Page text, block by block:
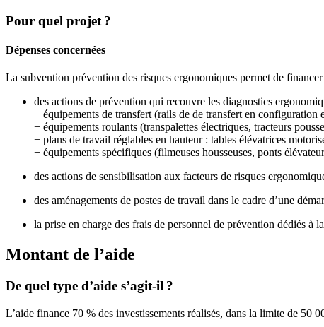
Pour quel projet ?
Dépenses concernées
La subvention prévention des risques ergonomiques permet de financer
des actions de prévention qui recouvre les diagnostics
− équipements de transfert (rails de de transfert en configuration
− équipements roulants (transpalettes électriques, tracteurs
− plans de travail réglables en hauteur : tables élévatrices
− équipements spécifiques (filmeuses housseuses, ponts
des actions de sensibilisation aux facteurs de risques
des aménagements de postes de travail dans le cadre d’une
la prise en charge des frais de personnel de prévention dédiés à
Montant de l’aide
De quel type d’aide s’agit-il ?
L’aide finance 70 % des investissements réalisés, dans la limite de 50